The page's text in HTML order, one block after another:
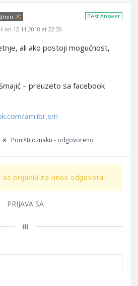
Best Answer
on 12.11.2018 at 22:30
ali ako postoji mogućnost,
– preuzeto sa facebook
am.ibr.sm
Poništi oznaku - odgovoreno
se prijaviš za unos odgovora.
PRIJAVA SA
ili